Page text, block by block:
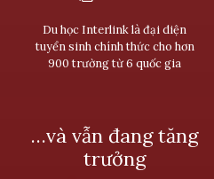
Du học Interlink là đại diện
tuyển sinh chính thức cho hơn
900 trường từ 6 quốc gia
…và vẫn đang tăng
trưởng